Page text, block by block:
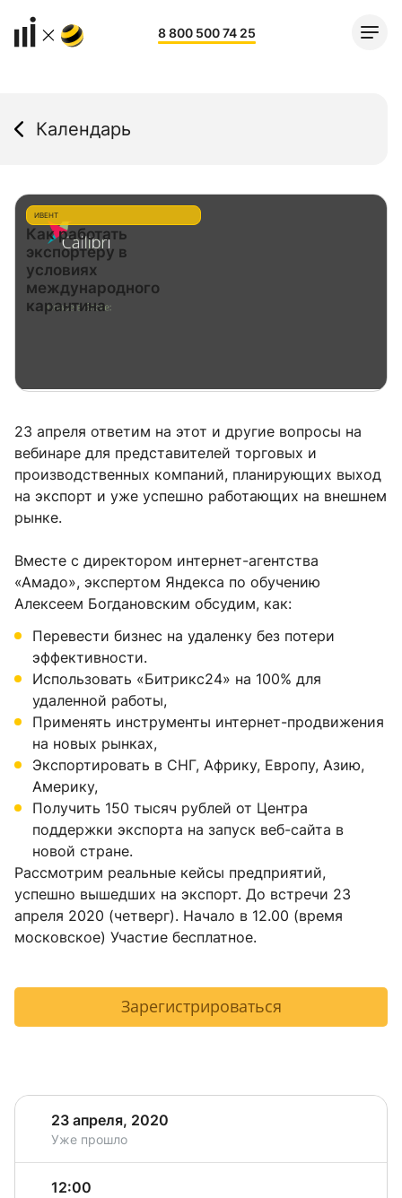
8 800 500 74 25
Календарь
ИВЕНТ
Как работать
экспортеру в
условиях
международного
карантина
23 апреля ответим на этот и другие вопросы на
вебинаре для представителей торговых и
производственных компаний, планирующих выход
на экспорт и уже успешно работающих на внешнем
рынке.
Вместе с директором интернет-агентства
«Амадо», экспертом Яндекса по обучению
Алексеем Богдановским обсудим, как:
Перевести бизнес на удаленку без потери
эффективности.
Использовать «Битрикс24» на 100% для
удаленной работы,
Применять инструменты интернет-продвижения
на новых рынках,
Экспортировать в СНГ, Африку, Европу, Азию,
Америку,
Получить 150 тысяч рублей от Центра
поддержки экспорта на запуск веб-сайта в
новой стране.
Рассмотрим реальные кейсы предприятий,
успешно вышедших на экспорт. До встречи 23
апреля 2020 (четверг). Начало в 12.00 (время
московское) Участие бесплатное.
Зарегистрироваться
23 апреля, 2020
Уже прошло
12:00